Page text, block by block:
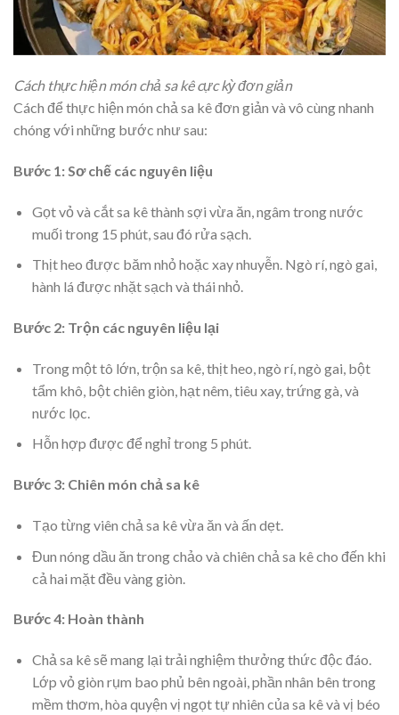
Cách thực hiện món chả sa kê cực kỳ đơn giản
Cách để thực hiện món chả sa kê đơn giản và vô cùng nhanh
chóng với những bước như sau:
Bước 1: Sơ chế các nguyên liệu
Gọt vỏ và cắt sa kê thành sợi vừa ăn, ngâm trong nước
muối trong 15 phút, sau đó rửa sạch.
Thịt heo được băm nhỏ hoặc xay nhuyễn. Ngò rí, ngò gai,
hành lá được nhặt sạch và thái nhỏ.
Bước 2: Trộn các nguyên liệu lại
Trong một tô lớn, trộn sa kê, thịt heo, ngò rí, ngò gai, bột
tẩm khô, bột chiên giòn, hạt nêm, tiêu xay, trứng gà, và
nước lọc.
Hỗn hợp được để nghỉ trong 5 phút.
Bước 3: Chiên món chả sa kê
Tạo từng viên chả sa kê vừa ăn và ấn dẹt.
Đun nóng dầu ăn trong chảo và chiên chả sa kê cho đến khi
cả hai mặt đều vàng giòn.
Bước 4: Hoàn thành
Chả sa kê sẽ mang lại trải nghiệm thưởng thức độc đáo.
Lớp vỏ giòn rụm bao phủ bên ngoài, phần nhân bên trong
mềm thơm, hòa quyện vị ngọt tự nhiên của sa kê và vị béo